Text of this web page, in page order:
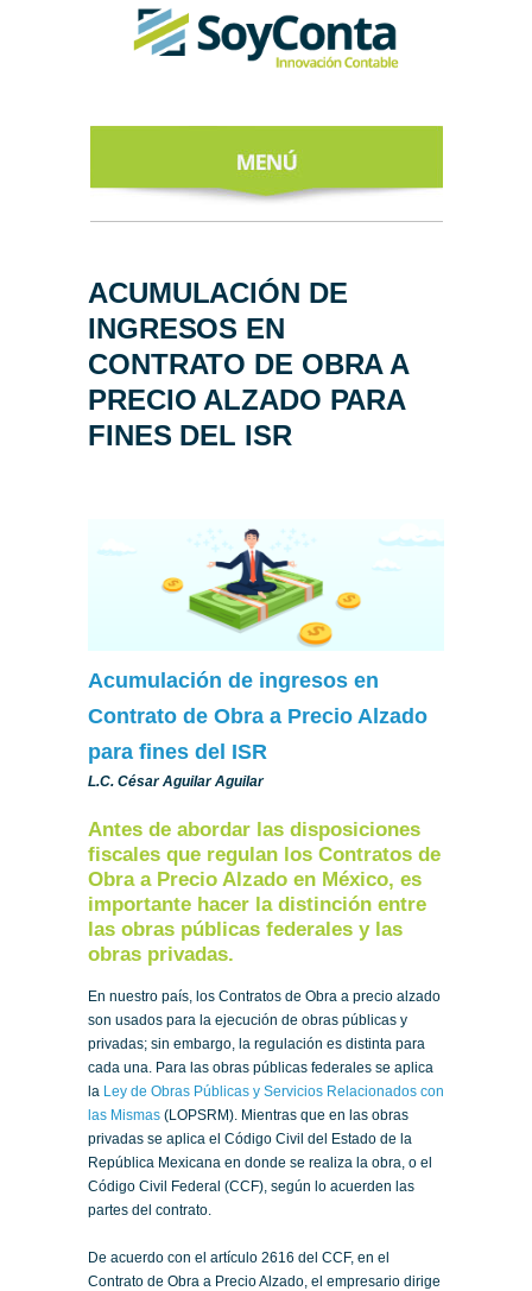
ACERCA DE
NUESTROS
EXPERTOS
TODO SOBRE
EL CFDI 4.0
ACUMULACIÓN DE
INGRESOS EN
CONTRATO DE OBRA A
PRECIO ALZADO PARA
FINES DEL ISR
Acumulación de ingresos en
Contrato de Obra a Precio Alzado
para fines del ISR
L.C. César Aguilar Aguilar
Antes de abordar las disposiciones
fiscales que regulan los Contratos de
Obra a Precio Alzado en México, es
importante hacer la distinción entre
las obras públicas federales y las
obras privadas.
En nuestro país, los Contratos de Obra a precio alzado
son usados para la ejecución de obras públicas y
privadas; sin embargo, la regulación es distinta para
cada una. Para las obras públicas federales se aplica
la Ley de Obras Públicas y Servicios Relacionados con
las Mismas (LOPSRM). Mientras que en las obras
privadas se aplica el Código Civil del Estado de la
República Mexicana en donde se realiza la obra, o el
Código Civil Federal (CCF), según lo acuerden las
partes del contrato.
De acuerdo con el artículo 2616 del CCF, en el
Contrato de Obra a Precio Alzado, el empresario dirige